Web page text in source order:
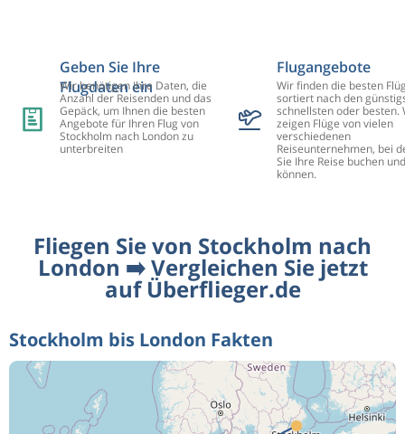
Geben Sie Ihre
Flugdaten ein
Wir benötigen Ihre Daten, die
Anzahl der Reisenden und das
Gepäck, um Ihnen die besten
Angebote für Ihren Flug von
Stockholm nach London zu
unterbreiten
Flugangebote
Wir finden die besten
sortiert nach den
schnellsten oder besten.
zeigen Flüge von vielen
verschiedenen
Reiseunternehmen, bei
Sie Ihre Reise buchen
können.
Fliegen Sie von Stockholm nach
London ➡️ Vergleichen Sie jetzt
auf Überflieger.de
Stockholm bis London Fakten